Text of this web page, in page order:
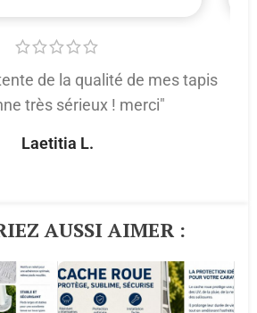
de la qualité de mes tapis
très sérieux ! merci"
Laetitia L.
AUSSI AIMER :​